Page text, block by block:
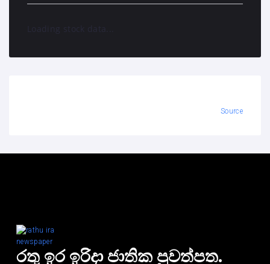
Loading stock data...
Source
රතු ඉර ඉරිදා ජාතික පුවත්පත.